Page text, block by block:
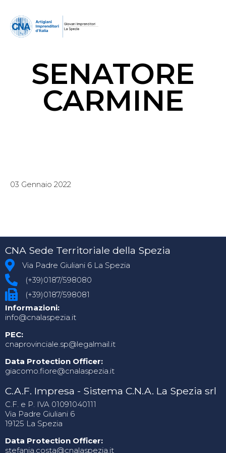
SENATORE
CARMINE
03 Gennaio 2022
CNA Sede Territoriale della Spezia
Via Padre Giuliani 6 La Spezia
(+39)0187/598080
(+39)0187/598081
Informazioni:
info@cnalaspezia.it
PEC:
cnaprovinciale.sp@legalmail.it
Data Protection Officer:
giacomo.fiore@cnalaspezia.it
C.A.F. Impresa - Sistema C.N.A. La Spezia srl
C.F. e P. IVA 01091040111
Via Padre Giuliani 6
19125 La Spezia
Data Protection Officer:
stefania.costa@cnalaspezia.it